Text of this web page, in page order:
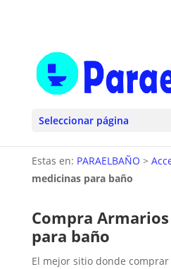
Seleccionar página
Estas en: PARAELBAÑO >
medicinas para baño
Compra
para baño
El mejor sitio donde